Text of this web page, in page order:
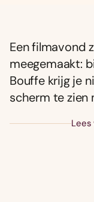
Een filmavond
meegemaakt:
Bouffe krijg je
scherm te zien